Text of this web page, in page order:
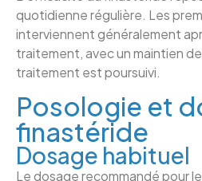
quotidienne régulière. Les
interviennent généralement
traitement, avec un maintien
traitement est poursuivi.
Posologie et
finastéride
Dosage habituel
Le dosage recommandé pour